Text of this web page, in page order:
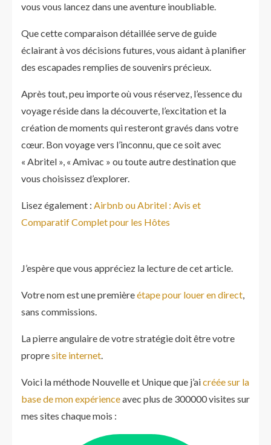
vous vous lancez dans une aventure inoubliable.
Que cette comparaison détaillée serve de guide
éclairant à vos décisions futures, vous aidant à planifier
des escapades remplies de souvenirs précieux.
Après tout, peu importe où vous réservez, l’essence du
voyage réside dans la découverte, l’excitation et la
création de moments qui resteront gravés dans votre
cœur. Bon voyage vers l’inconnu, que ce soit avec
« Abritel », « Amivac » ou toute autre destination que
vous choisissez d’explorer.
Lisez également : Airbnb ou Abritel : Avis et
Comparatif Complet pour les Hôtes
J’espère que vous appréciez la lecture de cet article.
Votre nom est une premièreétape pour louer en direct,
sans commissions.
La pierre angulaire de votre stratégie doit être votre
propresite internet.
Voici la méthode Nouvelle et Unique que j’aicréée sur la
base de mon expérienceavec plus de 300000 visites sur
mes sites chaque mois :